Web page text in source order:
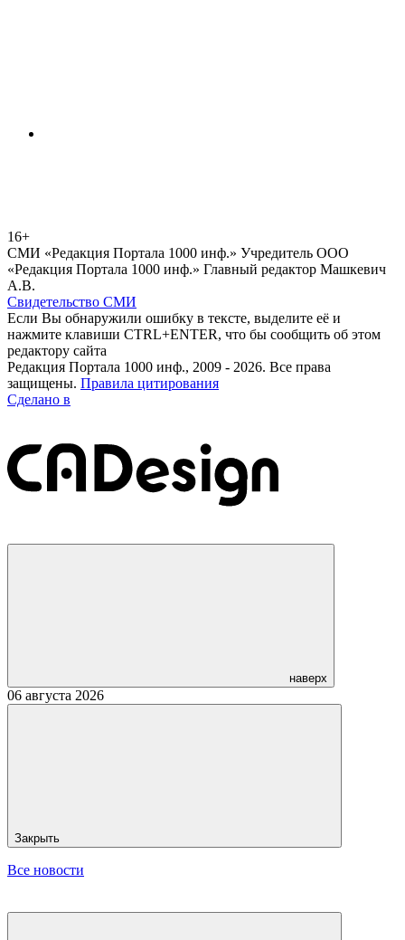
16+
СМИ «Редакция Портала 1000 инф.» Учредитель ООО
«Редакция Портала 1000 инф.» Главный редактор Машкевич
А.В.
Свидетельство СМИ
Если Вы обнаружили ошибку в тексте, выделите её и
нажмите клавиши CTRL+ENTER, что бы сообщить об этом
редактору сайта
Редакция Портала 1000 инф., 2009 - 2026. Все права
защищены. Правила цитирования
Сделано в
наверх
06 августа 2026
Закрыть
Все новости